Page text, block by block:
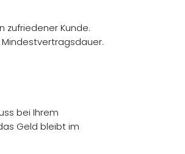
zufriedener Kunde.
Mindestvertragsdauer.
bei Ihrem
Geld bleibt im